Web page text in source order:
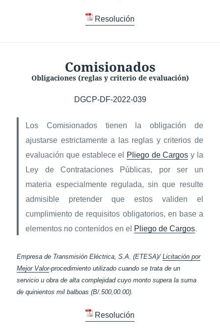
Resolución
Comisionados
Obligaciones (reglas y criterio de evaluación)
DGCP-DF-2022-039
Los Comisionados tienen la obligación de
ajustarse estrictamente a las reglas y criterios de
evaluación que establece el
Pliego de Cargos y la
Ley de Contrataciones Públicas, por ser un
materia especialmente regulada, sin que resulte
admisible pretender que estos validen el
cumplimiento de requisitos obligatorios, en base a
elementos no contenidos en el Pliego de Cargos.
Empresa de Transmisión Eléctrica, S.A. (ETESA)/Licitación por
Mejor Valor-procedimiento utilizado cuando se trata de un
servicio u obra de alta complejidad cuyo monto supera la suma
de quinientos mil balboas (B/.500,00.00).
Resolución